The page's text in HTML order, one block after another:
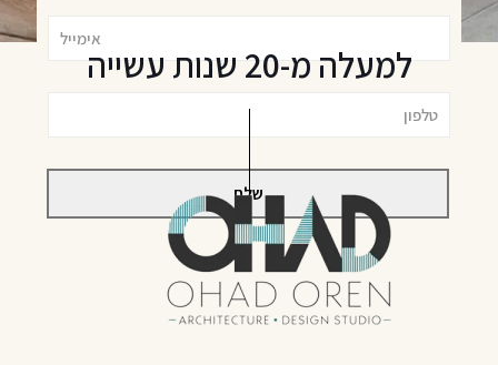
למעלה מ-20 שנות עשייה